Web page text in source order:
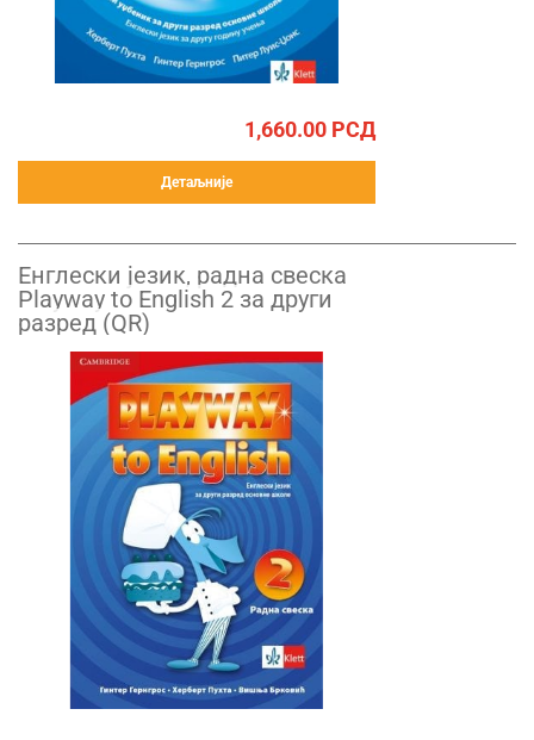
1,660.00 РСД
Детаљније
Енглески језик, радна свеска
Playway to English 2 за други
разред (QR)